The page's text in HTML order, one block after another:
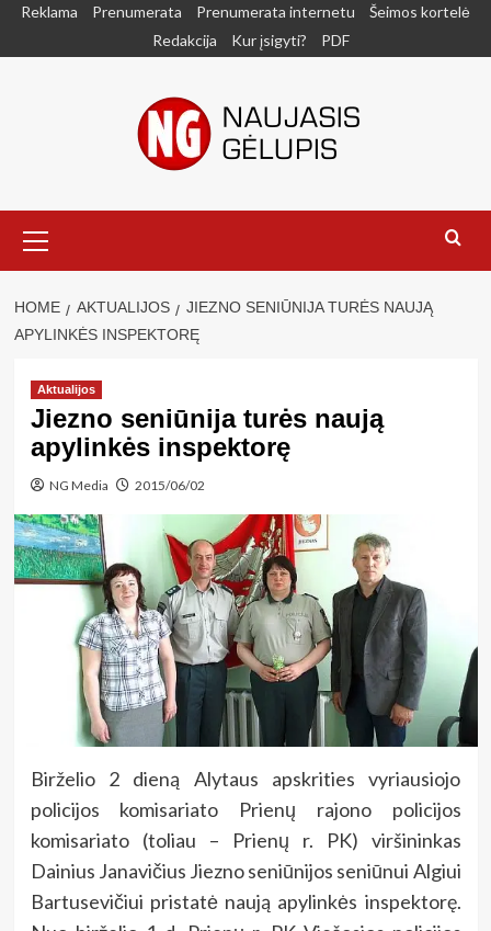
SkipReklama Prenumerata Prenumerata internetu
Šeimos kortelė
Redakcija
Kur įsigyti? PDF
Menu
HOME AKTUALIJOS
JIEZNO SENIŪNIJA TURĖS NAUJĄ
APYLINKĖS INSPEKTORĘ
Aktualijos
Jiezno seniūnija turės naują
apylinkės inspektorę
NG Media 2015/06/02
Birželio 2 dieną Alytaus apskrities vyriausiojo
policijos komisariato Prienų rajono policijos
komisariato (toliau – Prienų r. PK) viršininkas
Dainius Janavičius Jiezno seniūnijos seniūnui Algiui
Bartusevičiui pristatė naują apylinkės inspektorę.